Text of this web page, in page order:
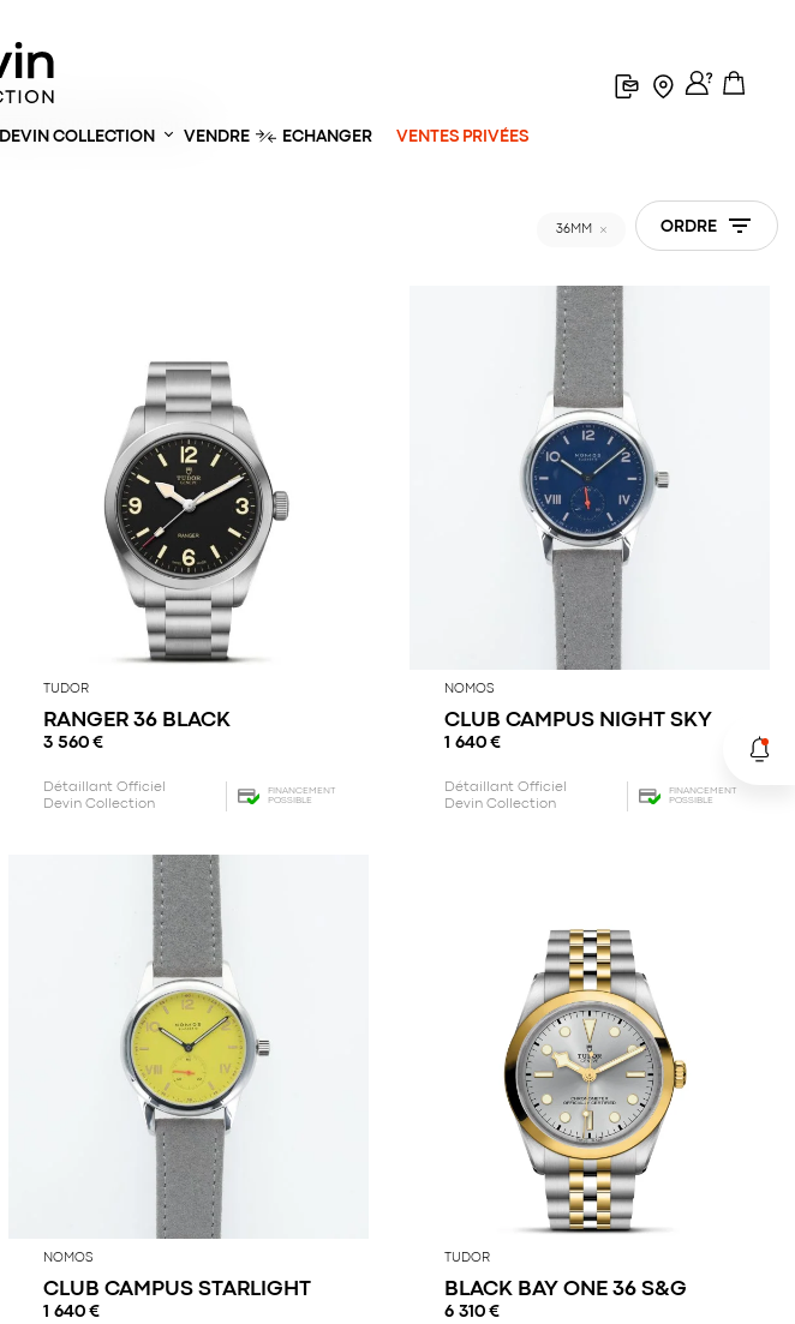
DEVIN COLLECTION VENDRE ECHANGER VENTES PRIVÉES
36MM ORDRE
TUDOR
RANGER 36 BLACK
3 560 €
Détaillant Officiel
Devin Collection
FINANCEMENT
POSSIBLE
NOMOS
CLUB CAMPUS NIGHT SKY
1 640 €
Détaillant Officiel
Devin Collection
FINANCEMENT
POSSIBLE
NOMOS
CLUB CAMPUS STARLIGHT
1 640 €
TUDOR
BLACK BAY ONE 36 S&G
6 310 €